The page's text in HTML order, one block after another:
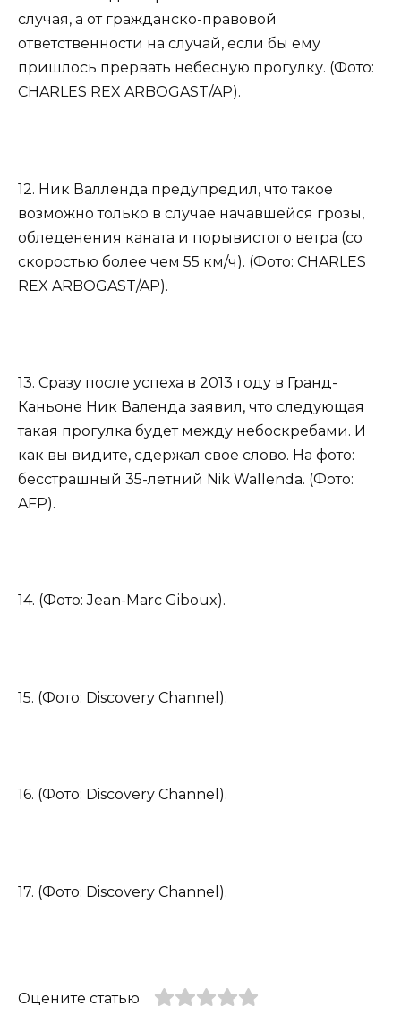
случая, а от гражданско-правовой
ответственности на случай, если бы ему
пришлось прервать небесную прогулку. (Фото:
CHARLES REX ARBOGAST/AP).
12. Ник Валленда предупредил, что такое
возможно только в случае начавшейся грозы,
обледенения каната и порывистого ветра (со
скоростью более чем 55 км/ч). (Фото: CHARLES
REX ARBOGAST/AP).
13. Сразу после успеха в 2013 году в Гранд-
Каньоне Ник Валенда заявил, что следующая
такая прогулка будет между небоскребами. И
как вы видите, сдержал свое слово. На фото:
бесстрашный 35-летний Nik Wallenda. (Фото:
AFP).
14. (Фото: Jean-Marc Giboux).
15. (Фото: Discovery Channel).
16. (Фото: Discovery Channel).
17. (Фото: Discovery Channel).
Оцените статью